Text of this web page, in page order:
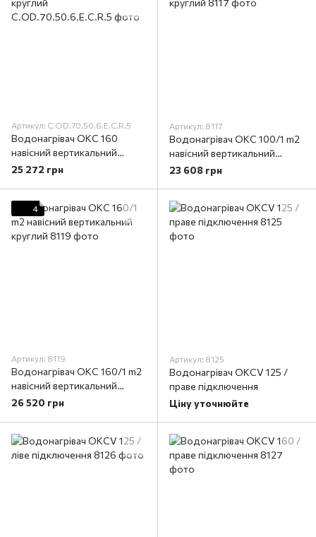
Артикул: C.OD.70.50.6.E.C.R.5
Водонагрівач OKC 160
навісний вертикальний
круглий
25 272 грн
Артикул: 8117
Водонагрівач OKC 100/1 m2
навісний вертикальний
круглий
23 608 грн
4
Артикул: 8119
Водонагрівач OKC 160/1 m2
навісний вертикальний
круглий
26 520 грн
Артикул: 8125
Водонагрівач OKCV 125 /
праве підключення
Ціну уточнюйте